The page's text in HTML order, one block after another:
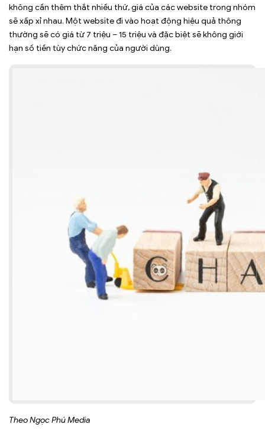
không cần thêm thắt nhiều thứ, giá của các website trong nhóm
sẽ xấp xỉ nhau. Một website đi vào hoạt động hiệu quả thông
thường sẽ có giá từ 7 triệu – 15 triệu và đặc biệt sẽ không giới
hạn số tiền tùy chức năng của người dùng.
Theo Ngọc Phú Media